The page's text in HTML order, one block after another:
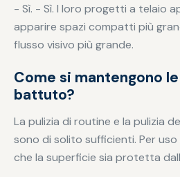
- Sì. - Sì. I loro progetti a telaio
apparire spazi compatti più
flusso visivo più grande.
Come si mantengono
battuto?
La pulizia di routine e la pulizia
sono di solito sufficienti. Per
che la superficie sia protetta